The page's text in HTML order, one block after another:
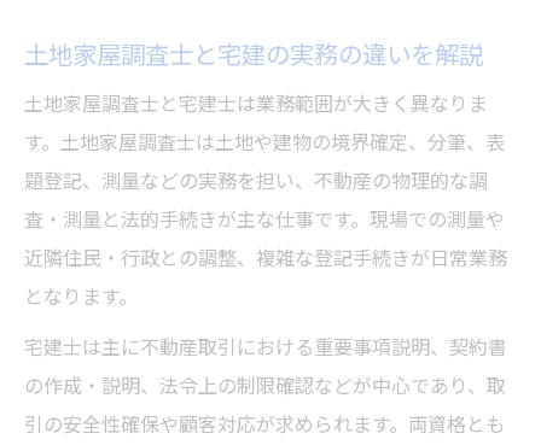
土地家屋調査士と宅建の実務の違いを解説
土地家屋調査士と宅建士は業務範囲が大きく異なりま
す。土地家屋調査士は土地や建物の境界確定、分筆、表
題登記、測量などの実務を担い、不動産の物理的な調
査・測量と法的手続きが主な仕事です。現場での測量や
近隣住民・行政との調整、複雑な登記手続きが日常業務
となります。
宅建士は主に不動産取引における重要事項説明、契約書
の作成・説明、法令上の制限確認などが中心であり、取
引の安全性確保や顧客対応が求められます。両資格とも